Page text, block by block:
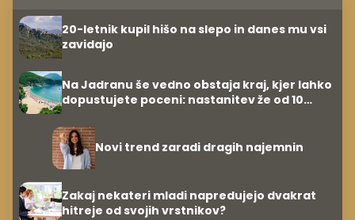
20-letnik kupil hišo na slepo in danes mu vsi
zavidajo
Na Jadranu še vedno obstaja kraj, kjer lahko
dopustujete poceni: nastanitev že od 10
Novi trend zaradi dragih najemnin
Zakaj nekateri mladi napredujejo dvakrat
hitreje od svojih vrstnikov?